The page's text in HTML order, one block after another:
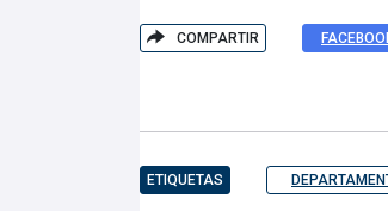
COMPARTIR
ETIQUETAS